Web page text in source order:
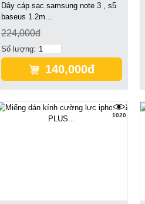
Dây cáp sạc samsung note 3 , s5
baseus 1.2m...
224,000đ
Số lượng:
140,000đ
1020